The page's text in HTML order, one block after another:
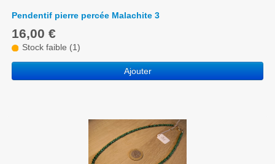
Pendentif pierre percée Malachite 3
16,00 €
Stock faible (1)
Ajouter